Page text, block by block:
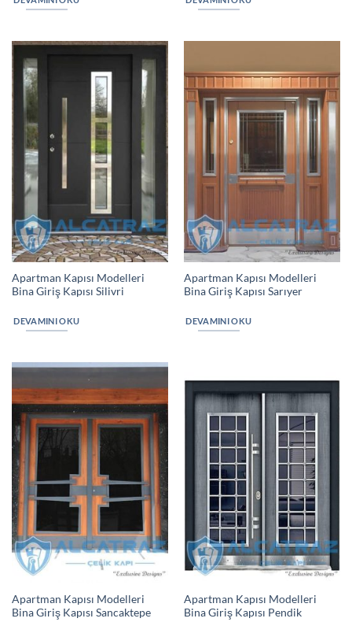
Apartman Kapısı Modelleri
Bina Giriş Kapısı Silivri
DEVAMINI OKU
Apartman Kapısı Modelleri
Bina Giriş Kapısı Sarıyer
DEVAMINI OKU
Apartman Kapısı Modelleri
Bina Giriş Kapısı Sancaktepe
Apartman Kapısı Modelleri
Bina Giriş Kapısı Pendik